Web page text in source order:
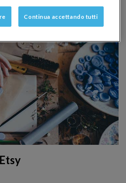
Continua accettando tutti